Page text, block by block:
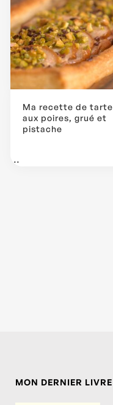
Ma recette de tarte
aux poires, grué et
pistache
...
MON DERNIER LIVRE